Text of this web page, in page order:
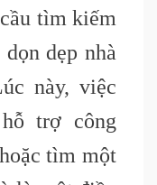
tìm kiếm
dẹp nhà
này, việc
trợ công
tìm một